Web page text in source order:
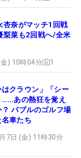
杏奈がマッチ1回戦
菜も2回戦へ/全米
) 10時04分 1
はクラウン」「シー
……あの熱狂を覚え
バブルのゴルフ場
車たち
7日 (金) 11時30分